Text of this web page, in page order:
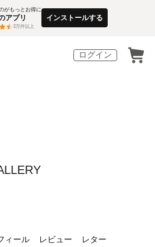
がもっとお得に
アプリ
3万件以上
インストールする
ログイン
ィール レビュー レター